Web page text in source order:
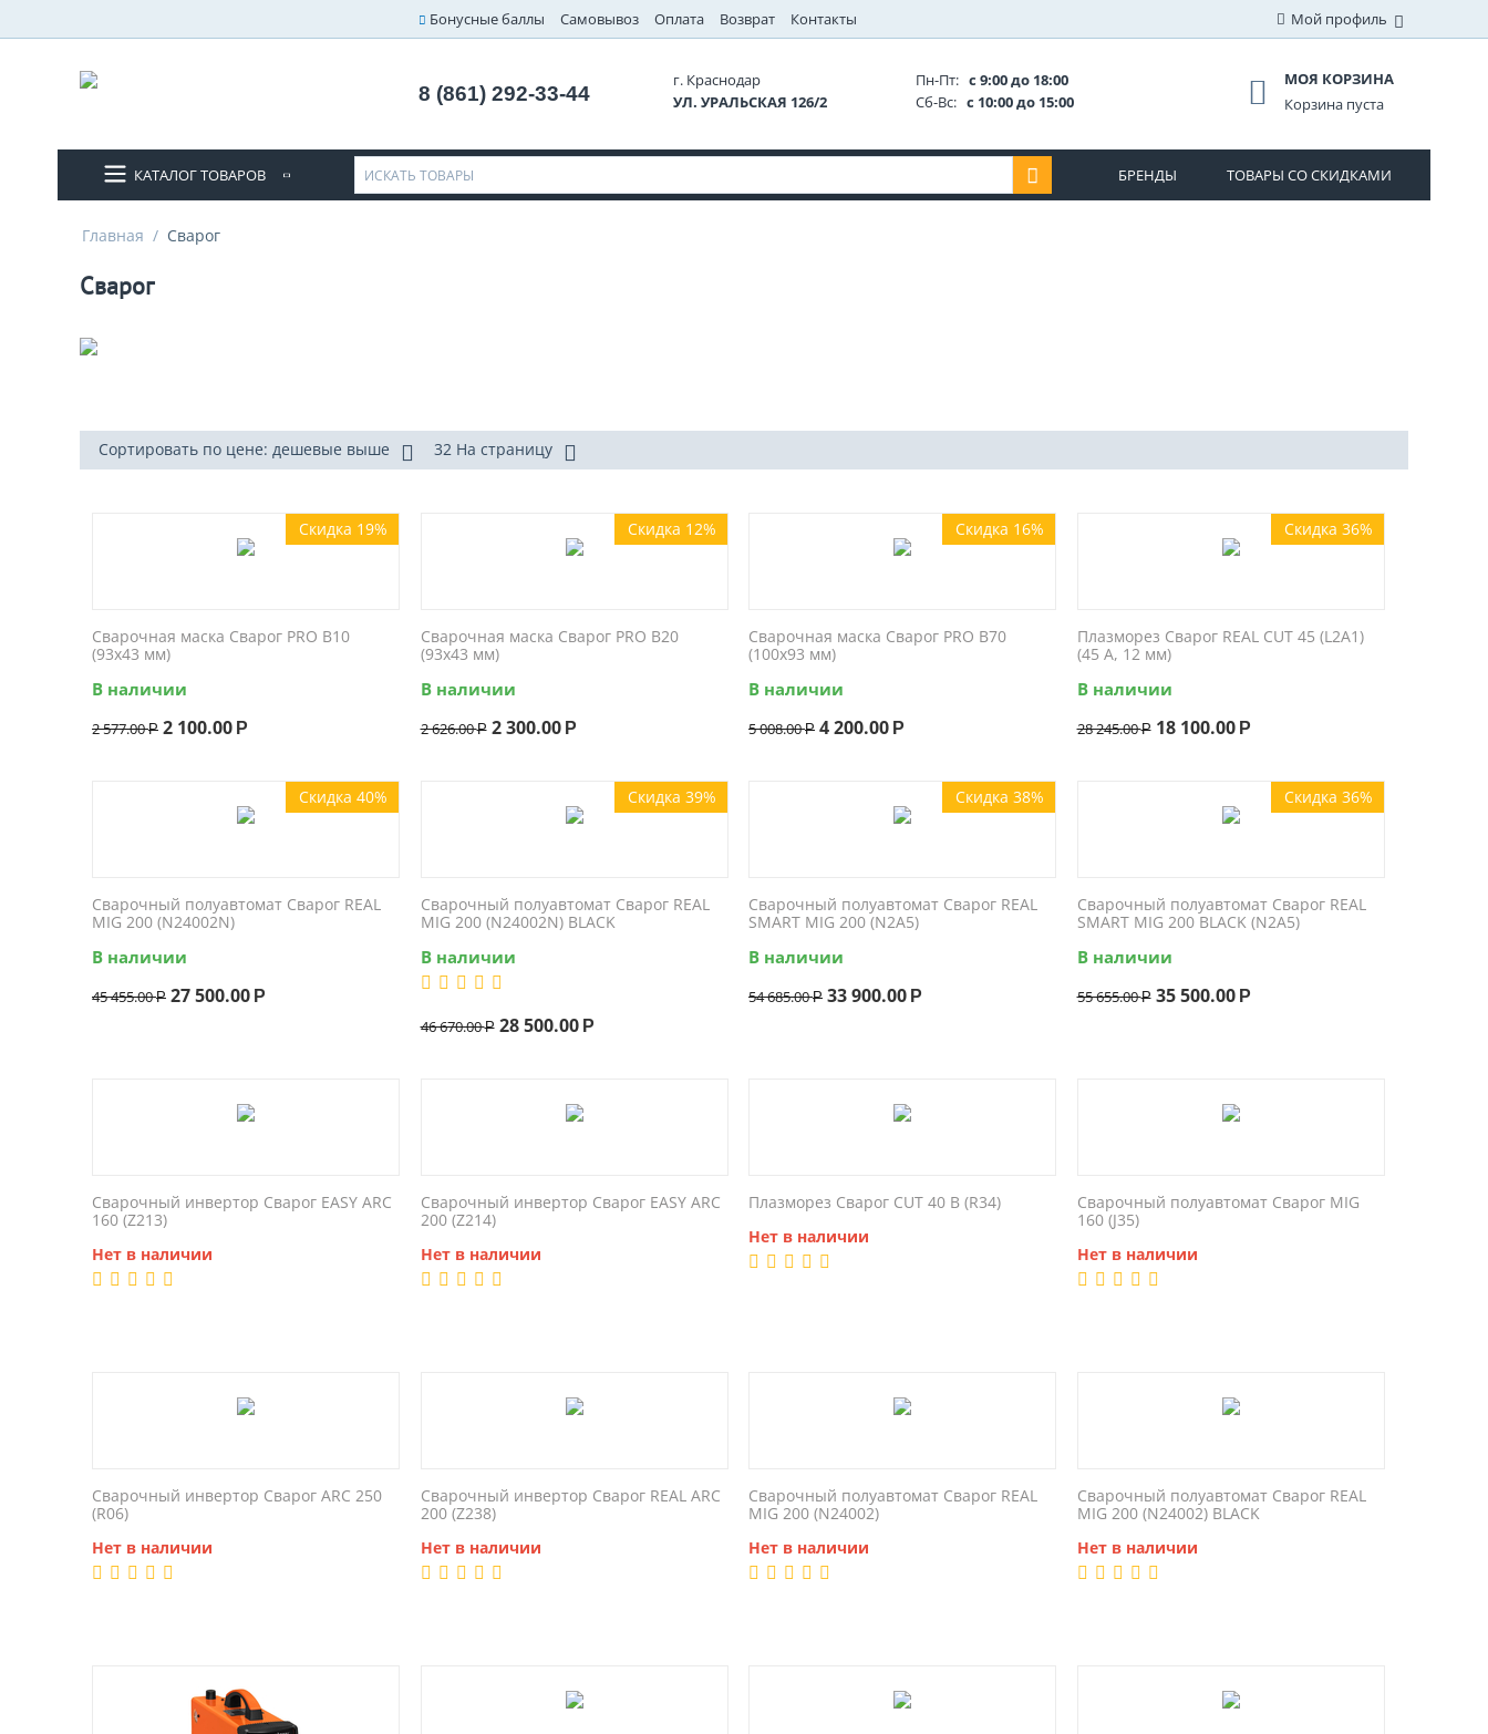
Бонусные баллы Самовывоз Оплата Возврат Контакты Мой профиль
8 (861) 292-33-44
г. Краснодар
УЛ. УРАЛЬСКАЯ 126/2
Пн-Пт: с 9:00 до 18:00
Сб-Вс: с 10:00 до 15:00
МОЯ КОРЗИНА
Корзина пуста
КАТАЛОГ ТОВАРОВ БРЕНДЫ ТОВАРЫ СО СКИДКАМИ
Главная / Сварог
Сварог
Сортировать по цене: дешевые выше 32 На страницу
Скидка 19%
Сварочная маска Сварог PRO B10
(93x43 мм)
В наличии
2 577.00 Р 2 100.00 Р
Скидка 12%
Сварочная маска Сварог PRO B20
(93x43 мм)
В наличии
2 626.00 Р 2 300.00 Р
Скидка 16%
Сварочная маска Сварог PRO B70
(100x93 мм)
В наличии
5 008.00 Р 4 200.00 Р
Скидка 36%
Плазморез Сварог REAL CUT 45 (L2A1)
(45 А, 12 мм)
В наличии
28 245.00 Р 18 100.00 Р
Скидка 40%
Сварочный полуавтомат Сварог REAL
MIG 200 (N24002N)
В наличии
45 455.00 Р 27 500.00 Р
Скидка 39%
Сварочный полуавтомат Сварог REAL
MIG 200 (N24002N) BLACK
В наличии
46 670.00 Р 28 500.00 Р
Скидка 38%
Сварочный полуавтомат Сварог REAL
SMART MIG 200 (N2A5)
В наличии
54 685.00 Р 33 900.00 Р
Скидка 36%
Сварочный полуавтомат Сварог REAL
SMART MIG 200 BLACK (N2A5)
В наличии
55 655.00 Р 35 500.00 Р
Сварочный инвертор Сварог EASY ARC
160 (Z213)
Нет в наличии
Сварочный инвертор Сварог EASY ARC
200 (Z214)
Нет в наличии
Плазморез Сварог CUT 40 B (R34)
Нет в наличии
Сварочный полуавтомат Сварог MIG
160 (J35)
Нет в наличии
Сварочный инвертор Сварог ARC 250
(R06)
Нет в наличии
Сварочный инвертор Сварог REAL ARC
200 (Z238)
Нет в наличии
Сварочный полуавтомат Сварог REAL
MIG 200 (N24002)
Нет в наличии
Сварочный полуавтомат Сварог REAL
MIG 200 (N24002) BLACK
Нет в наличии